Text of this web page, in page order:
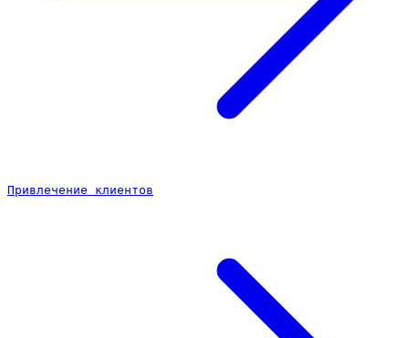
Привлечение клиентов